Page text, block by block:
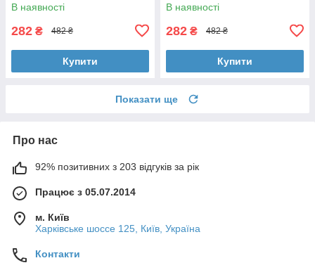
В наявності
282 ₴ 482 ₴
Купити
В наявності
282 ₴ 482 ₴
Купити
Показати ще
Про нас
92% позитивних з 203 відгуків за рік
Працює з 05.07.2014
м. Київ
Харківське шоссе 125, Київ, Україна
Контакти